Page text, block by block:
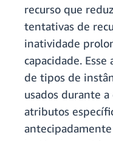
recurso que
tentativas de
inatividade
capacidade.
de tipos de
usados durante a
atributos